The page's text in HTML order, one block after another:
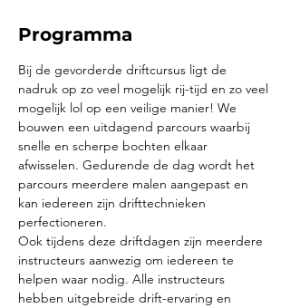
Programma
Bij de gevorderde driftcursus ligt de
nadruk op zo veel mogelijk rij-tijd en zo veel
mogelijk lol op een veilige manier! We
bouwen een uitdagend parcours waarbij
snelle en scherpe bochten elkaar
afwisselen. Gedurende de dag wordt het
parcours meerdere malen aangepast en
kan iedereen zijn drifttechnieken
perfectioneren.
Ook tijdens deze driftdagen zijn meerdere
instructeurs aanwezig om iedereen te
helpen waar nodig. Alle instructeurs
hebben uitgebreide drift-ervaring en